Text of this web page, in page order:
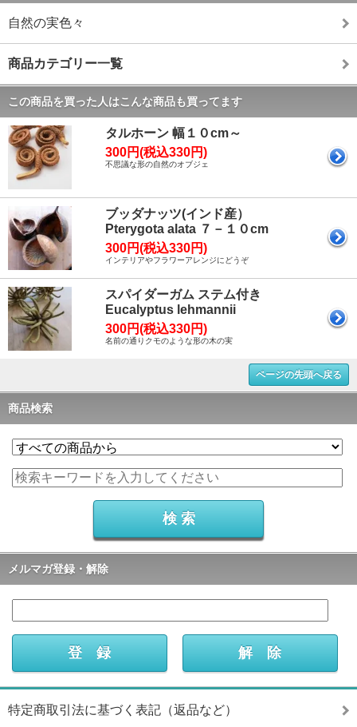
自然の実色々
商品カテゴリー一覧
この商品を買った人はこんな商品も買ってます
タルホーン 幅１０cm～
300円(税込330円)
不思議な形の自然のオブジェ
ブッダナッツ(インド産）
Pterygota alata ７－１０cm
300円(税込330円)
インテリアやフラワーアレンジにどうぞ
スパイダーガム ステム付き
Eucalyptus lehmannii
300円(税込330円)
名前の通りクモのような形の木の実
ページの先頭へ戻る
商品検索
メルマガ登録・解除
特定商取引法に基づく表記（返品など）